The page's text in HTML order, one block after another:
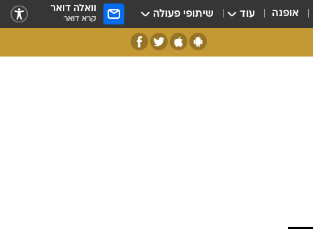
אופנה עוד שיתופי פעולה וואלה דואר
קרא דואר